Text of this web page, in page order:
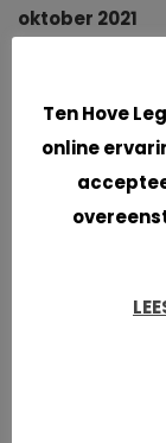
oktober 2021
juni 2021
april 2021
Ten Hove
online